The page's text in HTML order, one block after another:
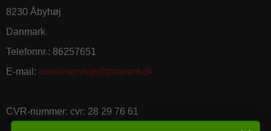
8230 Åbyhøj
Danmark
Telefonnr.: 86257651
E-mail : kundeservice@totalrent.dk
CVR-nummer: cvr: 28 29 76 61